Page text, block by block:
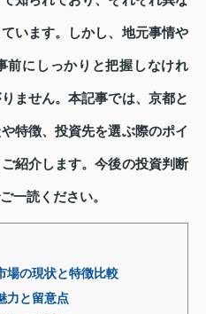
います。しかし、地元事情や
前にしっかりと把握しなけれ
ません。本記事では、京都と
特徴、投資先を選ぶ際のポイ
紹介します。今後の投資判断
一読ください。
場の現状と特徴比較
力と留意点